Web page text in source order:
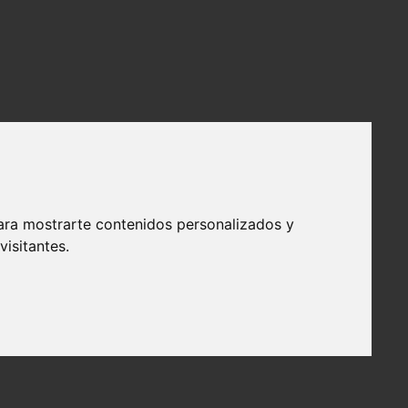
mostrarte contenidos personalizados y